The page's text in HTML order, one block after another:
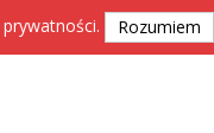
. Rozumiem